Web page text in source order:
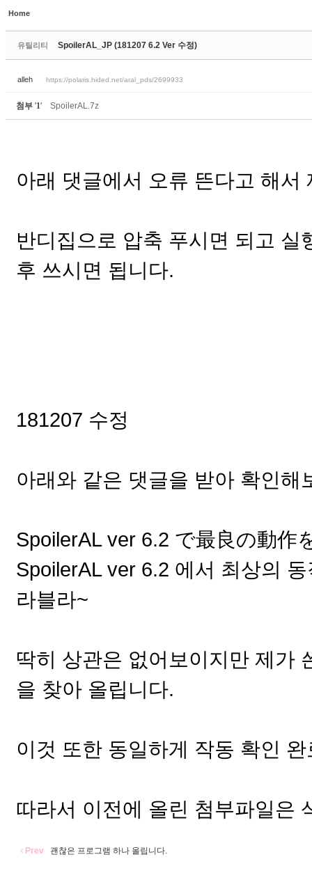
Home
유틸리티 SpoilerAL_JP (181207 6.2 Ver 수정)
alleh https://polaris.hided.net/aral_pds/2699933
첨부 '1' SpoilerAL.7z
아래 댓글에서 오류 뜬다고 해
반디집으로 압축 푸시면 되고
후 쓰시면 됩니다.
181207 수정
아래와 같은 댓글을 받아 확인해
SpoilerAL ver 6.2 で最良の動作
SpoilerAL ver 6.2 에서 최상의
라블라~
딱히 상관은 없어보이지만 제가
을 찾아 올립니다.
이것 또한 동일하게 작동 확인
따라서 이전에 올린 첨부파일은
Prev 괜찮은 프로그램 하나 올립니다.
Sketchbook5, 스케치북5
Sketchbook5, 스케치북5